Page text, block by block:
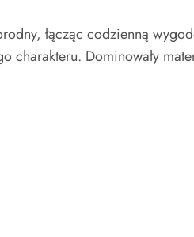
łącząc codzienną
charakteru. Dominowały